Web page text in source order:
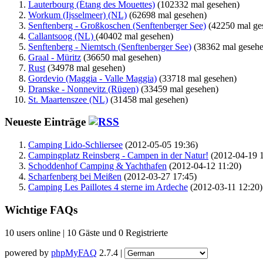
Lauterbourg (Étang des Mouettes) (102332 mal gesehen)
Workum (Ijsselmeer) (NL) (62698 mal gesehen)
Senftenberg - Großkoschen (Senftenberger See) (42250 mal
Callantsoog (NL) (40402 mal gesehen)
Senftenberg - Niemtsch (Senftenberger See) (38362 mal
Graal - Müritz (36650 mal gesehen)
Rust (34978 mal gesehen)
Gordevio (Maggia - Valle Maggia) (33718 mal gesehen)
Dranske - Nonnevitz (Rügen) (33459 mal gesehen)
St. Maartenszee (NL) (31458 mal gesehen)
Neueste Einträge
Camping Lido-Schliersee (2012-05-05 19:36)
Campingplatz Reinsberg - Campen in der Natur! (2012-04-19
Schoddenhof Camping & Yachthafen (2012-04-12 11:20)
Scharfenberg bei Meißen (2012-03-27 17:45)
Camping Les Paillotes 4 sterne im Ardeche (2012-03-11 12:20)
Wichtige FAQs
10 users online | 10 Gäste und 0 Registrierte
powered by phpMyFAQ 2.7.4 |